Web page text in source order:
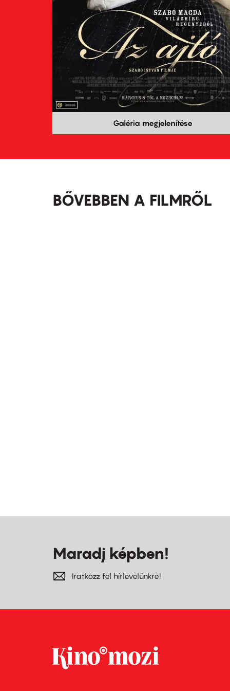
Galéria megjelenítése
BŐVEBBEN A FILMRŐL
Maradj képben!
Iratkozz fel hírlevelünkre!